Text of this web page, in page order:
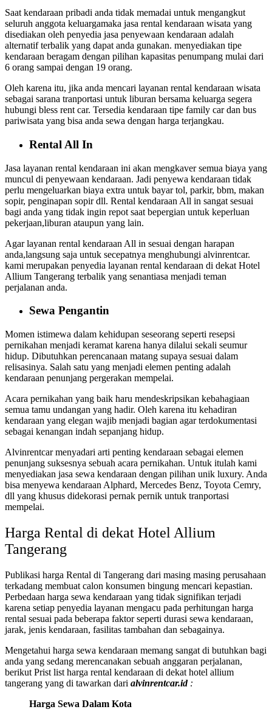
Saat kendaraan pribadi anda tidak memadai untuk mengangkut
seluruh anggota keluargamaka jasa rental kendaraan wisata yang
disediakan oleh penyedia jasa penyewaan kendaraan adalah
alternatif terbalik yang dapat anda gunakan. menyediakan tipe
kendaraan beragam dengan pilihan kapasitas penumpang mulai dari
6 orang sampai dengan 19 orang.
Oleh karena itu, jika anda mencari layanan rental kendaraan wisata
sebagai sarana tranportasi untuk liburan bersama keluarga segera
hubungi bless rent car. Tersedia kendaraan tipe family car dan bus
pariwisata yang bisa anda sewa dengan harga terjangkau.
Rental All In
Jasa layanan rental kendaraan ini akan mengkaver semua biaya yang
muncul di penyewaan kendaraan. Jadi penyewa kendaraan tidak
perlu mengeluarkan biaya extra untuk bayar tol, parkir, bbm, makan
sopir, penginapan sopir dll. Rental kendaraan All in sangat sesuai
bagi anda yang tidak ingin repot saat bepergian untuk keperluan
pekerjaan,liburan ataupun yang lain.
Agar layanan rental kendaraan All in sesuai dengan harapan
anda,langsung saja untuk secepatnya menghubungi alvinrentcar.
kami merupakan penyedia layanan rental kendaraan di dekat Hotel
Allium Tangerang terbalik yang senantiasa menjadi teman
perjalanan anda.
Sewa Pengantin
Momen istimewa dalam kehidupan seseorang seperti resepsi
pernikahan menjadi keramat karena hanya dilalui sekali seumur
hidup. Dibutuhkan perencanaan matang supaya sesuai dalam
relisasinya. Salah satu yang menjadi elemen penting adalah
kendaraan penunjang pergerakan mempelai.
Acara pernikahan yang baik haru mendeskripsikan kebahagiaan
semua tamu undangan yang hadir. Oleh karena itu kehadiran
kendaraan yang elegan wajib menjadi bagian agar terdokumentasi
sebagai kenangan indah sepanjang hidup.
Alvinrentcar menyadari arti penting kendaraan sebagai elemen
penunjang suksesnya sebuah acara pernikahan. Untuk itulah kami
menyediakan jasa sewa kendaraan dengan pilihan unik luxury. Anda
bisa menyewa kendaraan Alphard, Mercedes Benz, Toyota Cemry,
dll yang khusus didekorasi pernak pernik untuk tranportasi
mempelai.
Harga Rental di dekat Hotel Allium
Tangerang
Publikasi harga Rental di Tangerang dari masing masing perusahaan
terkadang membuat calon konsumen bingung mencari kepastian.
Perbedaan harga sewa kendaraan yang tidak signifikan terjadi
karena setiap penyedia layanan mengacu pada perhitungan harga
rental sesuai pada beberapa faktor seperti durasi sewa kendaraan,
jarak, jenis kendaraan, fasilitas tambahan dan sebagainya.
Mengetahui harga sewa kendaraan memang sangat di butuhkan bagi
anda yang sedang merencanakan sebuah anggaran perjalanan,
berikut Prist list harga rental kendaraan di dekat hotel allium
tangerang yang di tawarkan dari alvinrentcar.id:
Harga Sewa Dalam Kota